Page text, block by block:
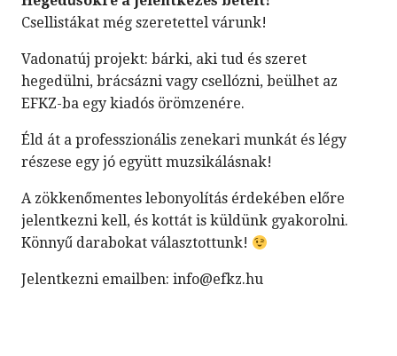
Csellistákat még szeretettel várunk!
Vadonatúj projekt: bárki, aki tud és szeret
hegedülni, brácsázni vagy csellózni, beülhet az
EFKZ-ba egy kiadós örömzenére.
Éld át a professzionális zenekari munkát és légy
részese egy jó együtt muzsikálásnak!
A zökkenőmentes lebonyolítás érdekében előre
jelentkezni kell, és kottát is küldünk gyakorolni.
Könnyű darabokat választottunk!
Jelentkezni emailben: info@efkz.hu